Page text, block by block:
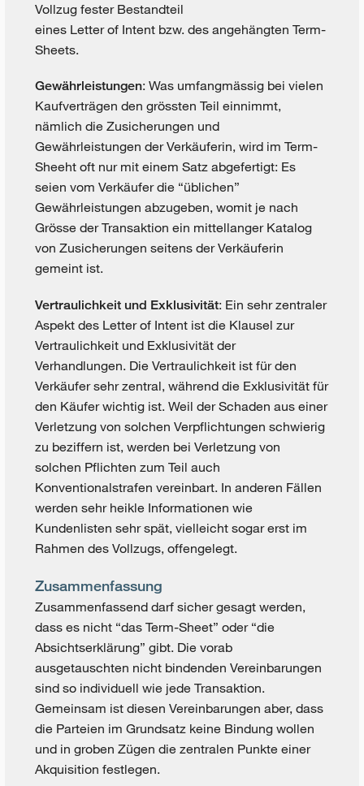
Vollzug fester Bestandteil
eines Letter of Intent bzw. des angehängten Term-
Sheets.
Gewährleistungen: Was umfangmässig bei vielen
Kaufverträgen den grössten Teil einnimmt,
nämlich die Zusicherungen und
Gewährleistungen der Verkäuferin, wird im Term-
Sheeht oft nur mit einem Satz abgefertigt: Es
seien vom Verkäufer die “üblichen”
Gewährleistungen abzugeben, womit je nach
Grösse der Transaktion ein mittellanger Katalog
von Zusicherungen seitens der Verkäuferin
gemeint ist.
Vertraulichkeit und Exklusivität: Ein sehr zentraler
Aspekt des Letter of Intent ist die Klausel zur
Vertraulichkeit und Exklusivität der
Verhandlungen. Die Vertraulichkeit ist für den
Verkäufer sehr zentral, während die Exklusivität für
den Käufer wichtig ist. Weil der Schaden aus einer
Verletzung von solchen Verpflichtungen schwierig
zu beziffern ist, werden bei Verletzung von
solchen Pflichten zum Teil auch
Konventionalstrafen vereinbart. In anderen Fällen
werden sehr heikle Informationen wie
Kundenlisten sehr spät, vielleicht sogar erst im
Rahmen des Vollzugs, offengelegt.
Zusammenfassung
Zusammenfassend darf sicher gesagt werden,
dass es nicht “das Term-Sheet” oder “die
Absichtserklärung” gibt. Die vorab
ausgetauschten nicht bindenden Vereinbarungen
sind so individuell wie jede Transaktion.
Gemeinsam ist diesen Vereinbarungen aber, dass
die Parteien im Grundsatz keine Bindung wollen
und in groben Zügen die zentralen Punkte einer
Akquisition festlegen.